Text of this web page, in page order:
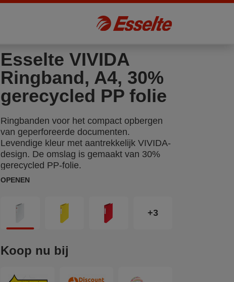
Esselte VIVIDA
Ringband, A4, 30%
gerecycled PP folie
Ringbanden voor het compact opbergen
van geperforeerde documenten.
Levendige kleur met aantrekkelijk VIVIDA-
design. De omslag is gemaakt van 30%
gerecycled PP-folie.
OPENEN
+3
Koop nu bij